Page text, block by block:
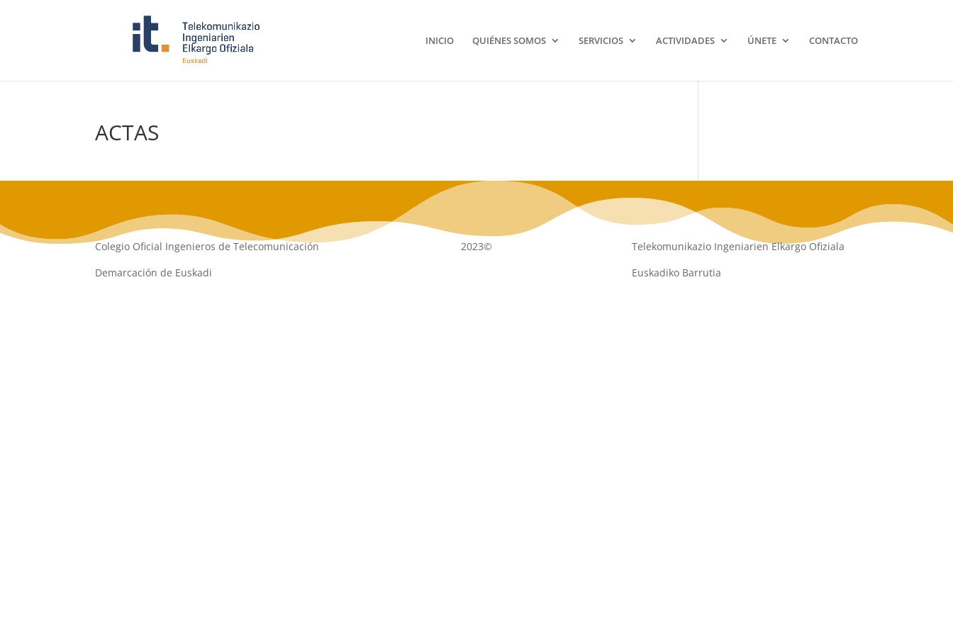
INICIO QUIÉNES SOMOS SERVICIOS ACTIVIDADES ÚNETE CONTACTO
ACTAS
Colegio Oficial Ingenieros de Telecomunicación
Demarcación de Euskadi
2023©
Telekomunikazio Ingeniarien Elkargo Ofiziala
Euskadiko Barrutia